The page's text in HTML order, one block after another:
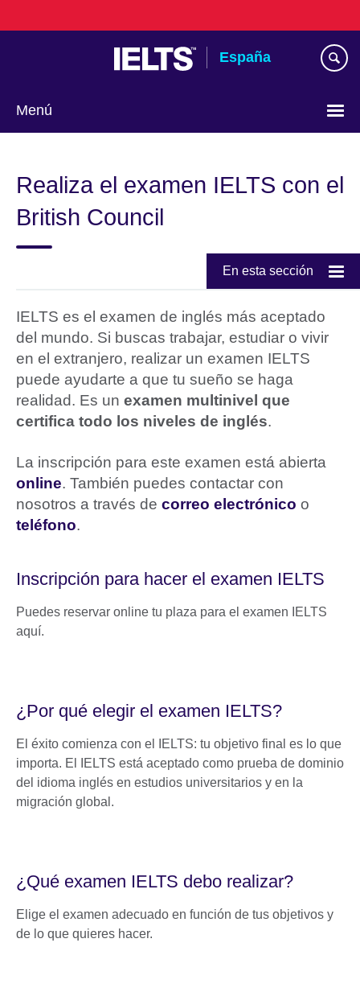
to
España
Menú
Realiza el examen IELTS con el
British Council
En esta sección
IELTS es el examen de inglés más aceptado
del mundo. Si buscas trabajar, estudiar o vivir
en el extranjero, realizar un examen IELTS
puede ayudarte a que tu sueño se haga
realidad. Es un examen multinivel que
certifica todo los niveles de inglés.
La inscripción para este examen está abierta
online. También puedes contactar con
nosotros a través de correo electrónico o
teléfono.
Inscripción para hacer el examen IELTS
Puedes reservar online tu plaza para el examen IELTS
aquí.
¿Por qué elegir el examen IELTS?
El éxito comienza con el IELTS: tu objetivo final es lo que
importa. El IELTS está aceptado como prueba de dominio
del idioma inglés en estudios universitarios y en la
migración global.
¿Qué examen IELTS debo realizar?
Elige el examen adecuado en función de tus objetivos y
de lo que quieres hacer.